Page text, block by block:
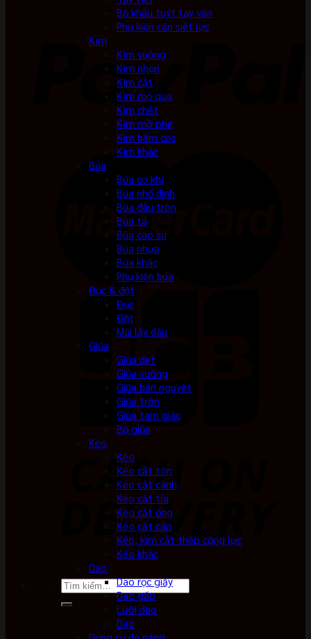
Tìm
Bộ khẩu tuýt tay vặn
Phụ kiện cần siết lực
Kìm
Kìm vuông
Kìm nhọn
Kìm cắt
Kìm mỏ quạ
Kìm chết
Kìm mở phe
Kìm bấm cos
Kìm khác
Búa
Búa cơ khí
Búa nhổ đinh
Búa đầu tròn
Búa tạ
Búa cao su
Búa nhựa
Búa khác
Phụ kiện búa
Đục & đột
Đục
Đột
Mũi lấy dấu
Giũa
Giũa dẹt
Giũa vuông
Giũa bán nguyệt
Giũa tròn
Giũa tam giác
Bộ giũa
Kéo
Kéo
Kéo cắt tôn
Kéo cắt cành
Kéo cắt tỉa
Kéo cắt ống
Kéo cắt cáp
Kéo, kìm cắt thép cộng lực
Kéo khác
Dao
Dao rọc giấy
Dao gấp
Lưỡi dao
Dao